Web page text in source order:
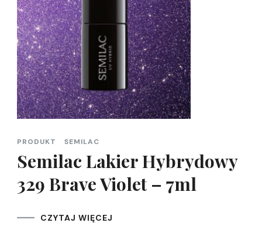
PRODUKT SEMILAC
Semilac Lakier Hybrydowy
329 Brave Violet – 7ml
CZYTAJ WIĘCEJ